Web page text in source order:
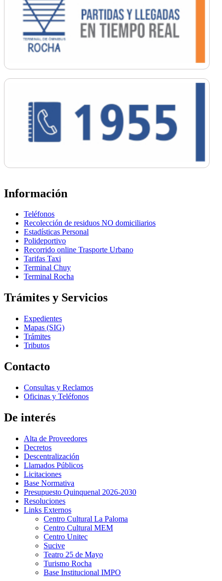
Información
Teléfonos
Recolección de residuos NO domiciliarios
Estadísticas Personal
Polideportivo
Recorrido online Trasporte Urbano
Tarifas Taxi
Terminal Chuy
Terminal Rocha
Trámites y Servicios
Expedientes
Mapas (SIG)
Trámites
Tributos
Contacto
Consultas y Reclamos
Oficinas y Teléfonos
De interés
Alta de Proveedores
Decretos
Descentralización
Llamados Públicos
Licitaciones
Base Normativa
Presupuesto Quinquenal 2026-2030
Resoluciones
Links Externos
Centro Cultural La Paloma
Centro Cultural MEM
Centro Unitec
Sucive
Teatro 25 de Mayo
Turismo Rocha
Base Institucional IMPO